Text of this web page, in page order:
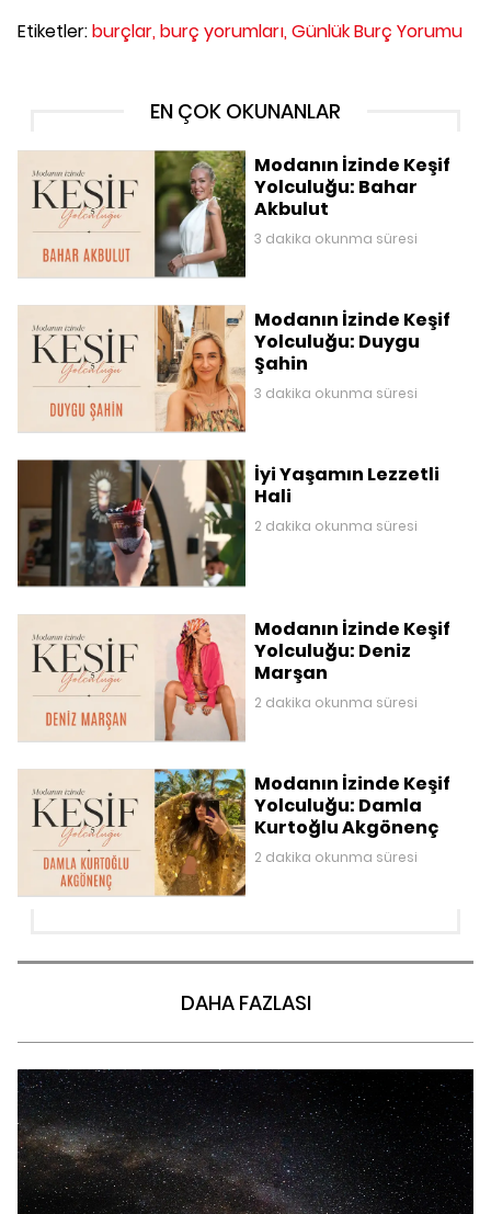
Etiketler:burçlar, burç yorumları, Günlük Burç Yorumu
EN ÇOK OKUNANLAR
Modanın İzinde Keşif
Yolculuğu: Bahar
Akbulut
3 dakika okunma süresi
Modanın İzinde Keşif
Yolculuğu: Duygu
Şahin
3 dakika okunma süresi
İyi Yaşamın Lezzetli
Hali
2 dakika okunma süresi
Modanın İzinde Keşif
Yolculuğu: Deniz
Marşan
2 dakika okunma süresi
Modanın İzinde Keşif
Yolculuğu: Damla
Kurtoğlu Akgönenç
2 dakika okunma süresi
DAHA FAZLASI